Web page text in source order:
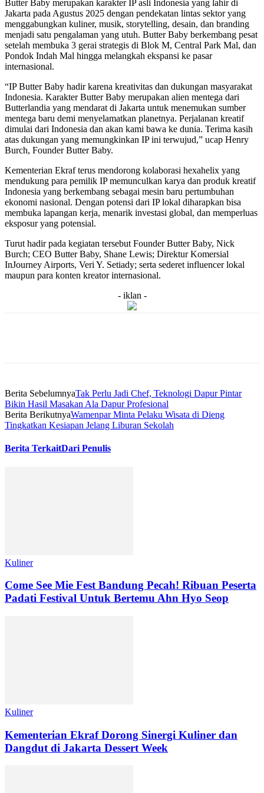
Butter Baby merupakan karakter IP asli Indonesia yang lahir di
Jakarta pada Agustus 2025 dengan pendekatan lintas sektor yang
menggabungkan kuliner, musik, storytelling, desain, dan branding
menjadi satu pengalaman yang utuh. Butter Baby berkembang pesat
setelah membuka 3 gerai strategis di Blok M, Central Park Mal, dan
Pondok Indah Mal hingga melangkah ekspansi ke pasar
internasional.
“IP Butter Baby hadir karena kreativitas dan dukungan masyarakat
Indonesia. Karakter Butter Baby merupakan alien mentega dari
Butterlandia yang mendarat di Jakarta untuk menemukan sumber
mentega baru demi menyelamatkan planetnya. Perjalanan kreatif
dimulai dari Indonesia dan akan kami bawa ke dunia. Terima kasih
atas dukungan yang memungkinkan IP ini terwujud,” ucap Henry
Burch, Founder Butter Baby.
Kementerian Ekraf terus mendorong kolaborasi hexahelix yang
mendukung para pemilik IP memunculkan karya dan produk kreatif
Indonesia yang berkembang sebagai mesin baru pertumbuhan
ekonomi nasional. Dengan potensi dari IP lokal diharapkan bisa
membuka lapangan kerja, menarik investasi global, dan memperluas
eksposur yang potensial.
Turut hadir pada kegiatan tersebut Founder Butter Baby, Nick
Burch; CEO Butter Baby, Shane Lewis; Direktur Komersial
InJourney Airports, Veri Y. Setiady; serta sederet influencer lokal
maupun para konten kreator internasional.
- iklan -
Berita SebelumnyaTak Perlu Jadi Chef, Teknologi Dapur Pintar
Bikin Hasil Masakan Ala Dapur Profesional
Berita BerikutnyaWamenpar Minta Pelaku Wisata di Dieng
Tingkatkan Kesiapan Jelang Liburan Sekolah
Berita TerkaitDari Penulis
Kuliner
Come See Mie Fest Bandung Pecah! Ribuan Peserta
Padati Festival Untuk Bertemu Ahn Hyo Seop
Kuliner
Kementerian Ekraf Dorong Sinergi Kuliner dan
Dangdut di Jakarta Dessert Week